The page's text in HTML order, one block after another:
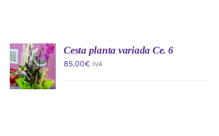
AÑADIR
AL
CARRITO
/
DETALLES
Cesta planta variada Ce. 6
85.00€ IVA